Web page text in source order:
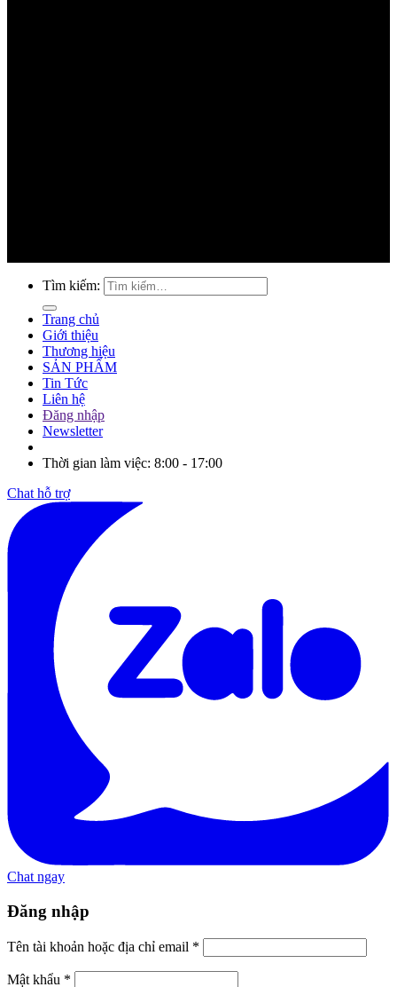
Tìm kiếm:
Trang chủ
Giới thiệu
Thương hiệu
SẢN PHẨM
Tin Tức
Liên hệ
Đăng nhập
Newsletter
Thời gian làm việc: 8:00 - 17:00
Chat hỗ trợ
Chat ngay
Đăng nhập
Tên tài khoản hoặc địa chỉ email *
Mật khẩu *